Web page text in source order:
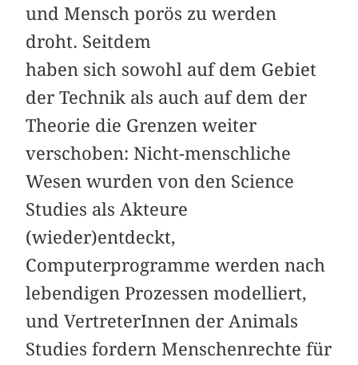
und Mensch porös zu werden
droht. Seitdem
haben sich sowohl auf dem Gebiet
der Technik als auch auf dem der
Theorie die Grenzen weiter
verschoben: Nicht-menschliche
Wesen wurden von den Science
Studies als Akteure
(wieder)entdeckt,
Computerprogramme werden nach
lebendigen Prozessen modelliert,
und VertreterInnen der Animals
Studies fordern Menschenrechte für